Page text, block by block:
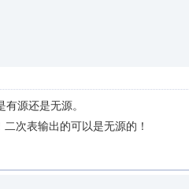
源还是无源。
次表输出的可以是无源的！